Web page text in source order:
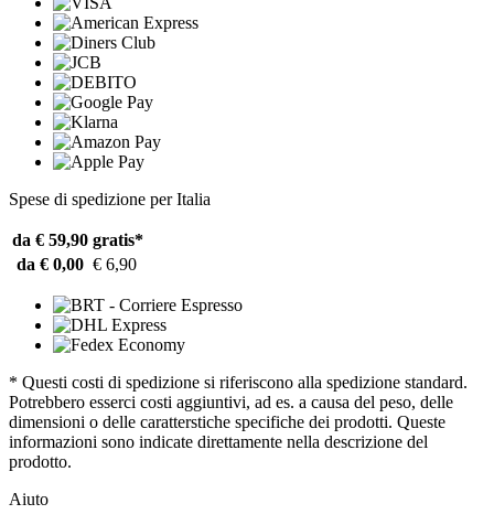
Spese di spedizione per Italia
da € 59,90 gratis*
da € 0,00 € 6,90
* Questi costi di spedizione si riferiscono alla spedizione standard.
Potrebbero esserci costi aggiuntivi, ad es. a causa del peso, delle
dimensioni o delle caratterstiche specifiche dei prodotti. Queste
informazioni sono indicate direttamente nella descrizione del
prodotto.
Aiuto